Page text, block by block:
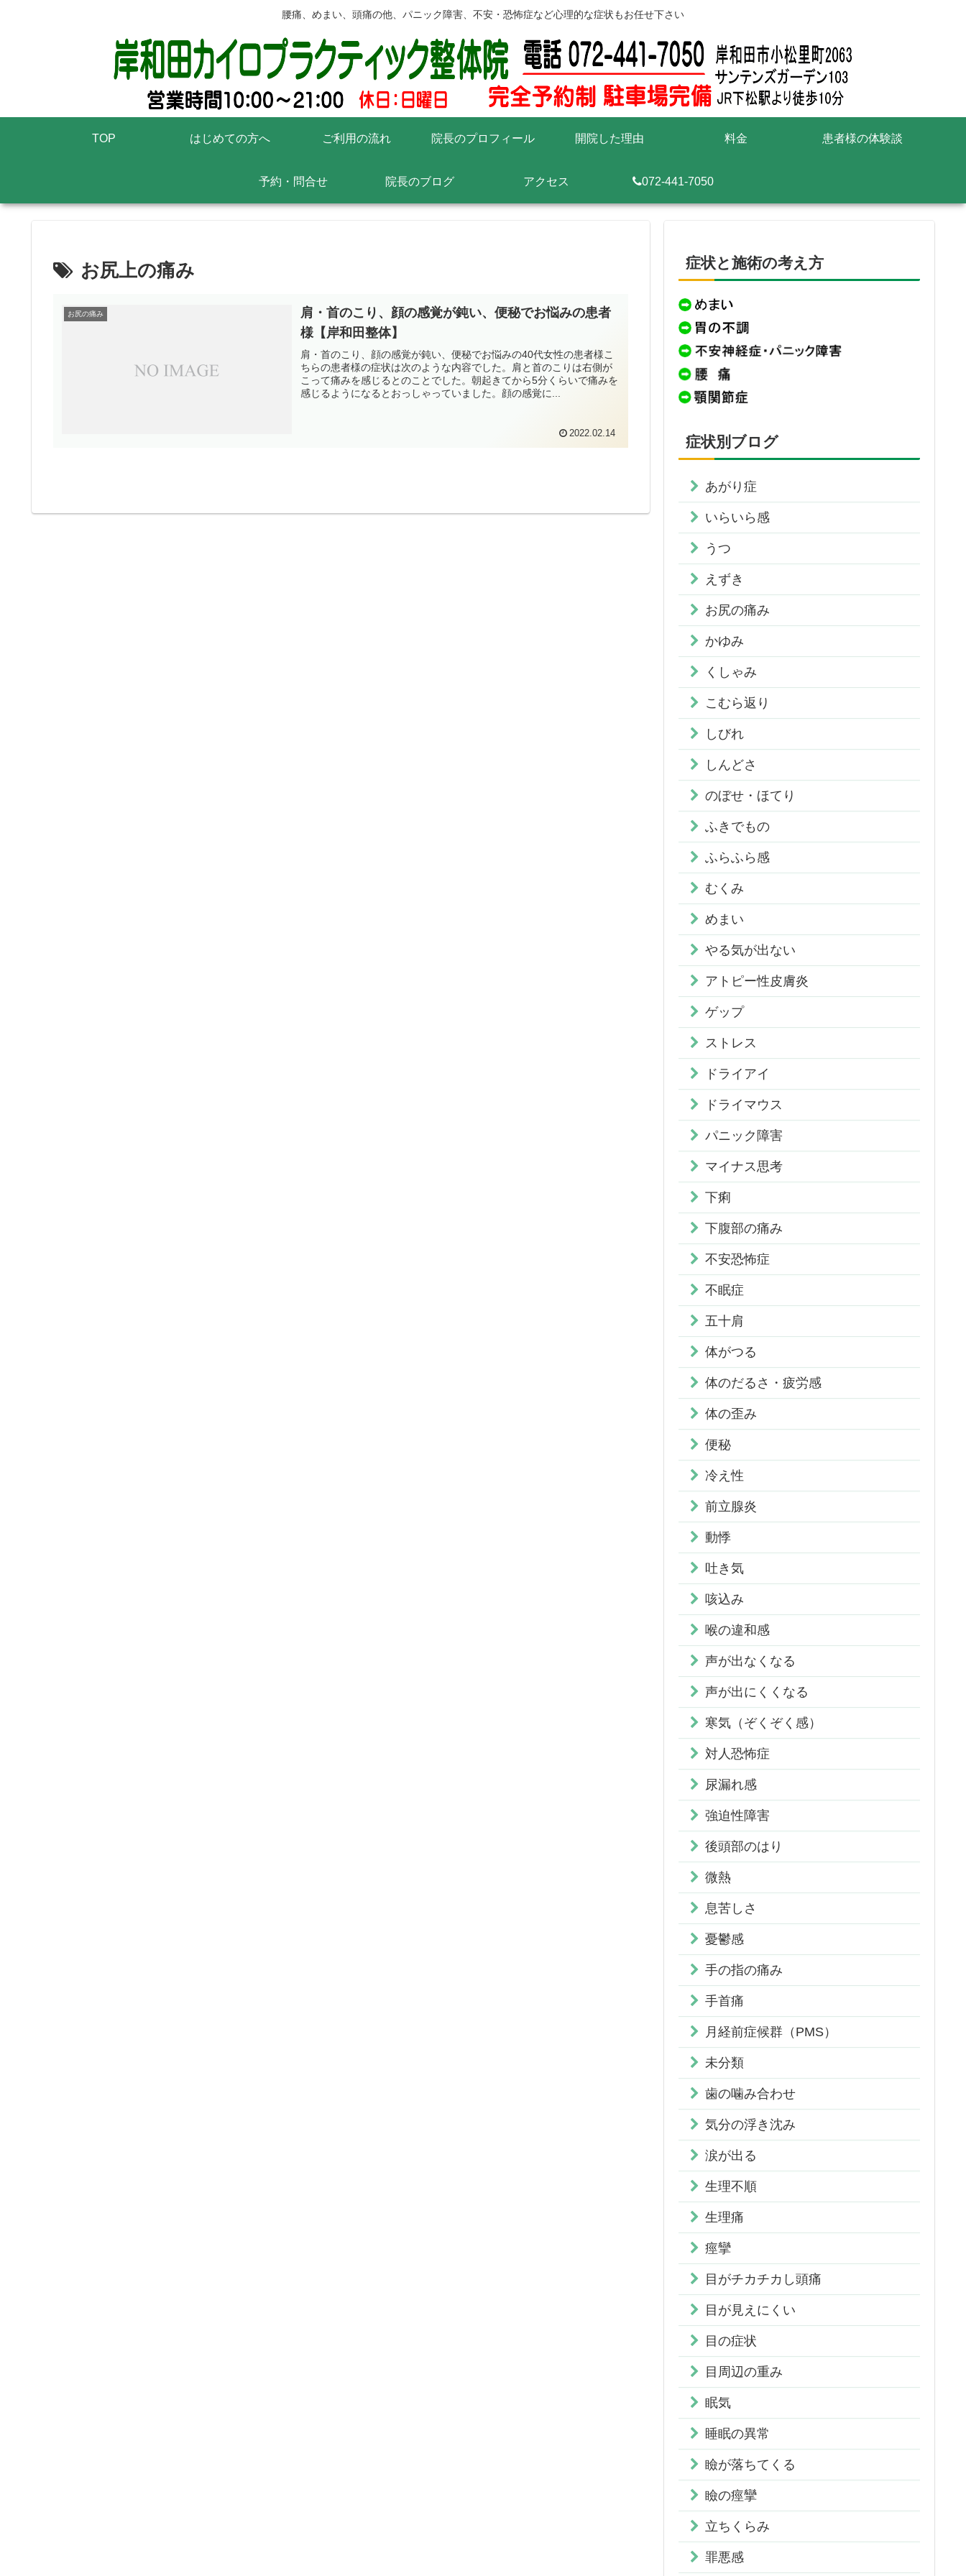
腰痛、めまい、頭痛の他、パニック障害、不安・恐怖症など心理的な症状もお任せ下さい
TOP はじめての方へ ご利用の流れ 院長のプロフィール 開院した理由 料金 患者様の体験談
予約・問合せ 院長のブログ アクセス 072-441-7050
お尻上の痛み
お尻の痛み
肩・首のこり、顔の感覚が鈍い、便秘でお悩みの患者
様【岸和田整体】
肩・首のこり、顔の感覚が鈍い、便秘でお悩みの40代女性の患者様こ
ちらの患者様の症状は次のような内容でした。肩と首のこりは右側が
こって痛みを感じるとのことでした。朝起きてから5分くらいで痛みを
感じるようになるとおっしゃっていました。顔の感覚に...
2022.02.14
症状と施術の考え方
症状別ブログ
あがり症
いらいら感
うつ
えずき
お尻の痛み
かゆみ
くしゃみ
こむら返り
しびれ
しんどさ
のぼせ・ほてり
ふきでもの
ふらふら感
むくみ
めまい
やる気が出ない
アトピー性皮膚炎
ゲップ
ストレス
ドライアイ
ドライマウス
パニック障害
マイナス思考
下痢
下腹部の痛み
不安恐怖症
不眠症
五十肩
体がつる
体のだるさ・疲労感
体の歪み
便秘
冷え性
前立腺炎
動悸
吐き気
咳込み
喉の違和感
声が出なくなる
声が出にくくなる
寒気（ぞくぞく感）
対人恐怖症
尿漏れ感
強迫性障害
後頭部のはり
微熱
息苦しさ
憂鬱感
手の指の痛み
手首痛
月経前症候群（PMS）
未分類
歯の噛み合わせ
気分の浮き沈み
涙が出る
生理不順
生理痛
痙攣
目がチカチカし頭痛
目が見えにくい
目の症状
目周辺の重み
眠気
睡眠の異常
瞼が落ちてくる
瞼の痙攣
立ちくらみ
罪悪感